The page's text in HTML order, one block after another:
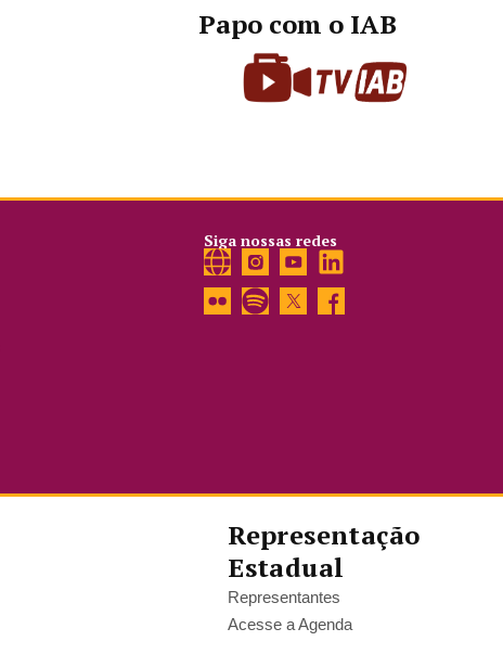
Papo com o IAB
Siga nossas redes
Representação
Estadual
Representantes
Acesse a Agenda